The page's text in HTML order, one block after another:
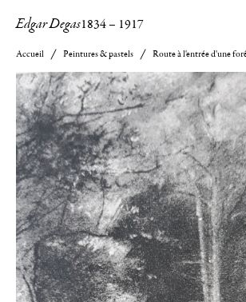
Edgar Degas1834– 1917
Accueil Peintures & pastels Route à l'entrée d'une